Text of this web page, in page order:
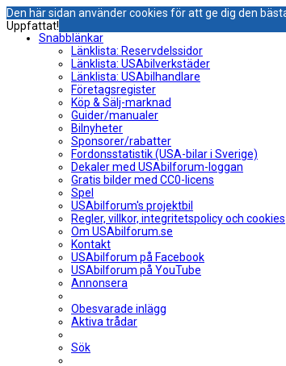
Den här sidan använder cookies för att ge dig den
Uppfattat!
Snabblänkar
Länklista: Reservdelssidor
Länklista: USAbilverkstäder
Länklista: USAbilhandlare
Företagsregister
Köp & Sälj-marknad
Guider/manualer
Bilnyheter
Sponsorer/rabatter
Fordonsstatistik (USA-bilar i Sverige)
Dekaler med USAbilforum-loggan
Gratis bilder med CC0-licens
Spel
USAbilforum's projektbil
Regler, villkor, integritetspolicy och cookies
Om USAbilforum.se
Kontakt
USAbilforum på Facebook
USAbilforum på YouTube
Annonsera
Obesvarade inlägg
Aktiva trådar
Sök